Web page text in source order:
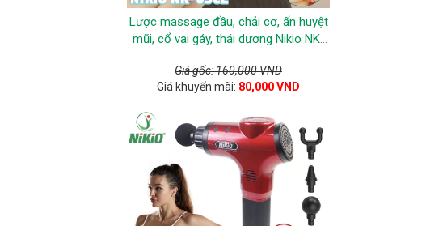
Lược massage đầu, chải cơ, ấn huyệt
mũi, cổ vai gáy, thái dương Nikio NK-
Giá gốc: 160,000 VND
Giá khuyến mãi: 80,000 VND